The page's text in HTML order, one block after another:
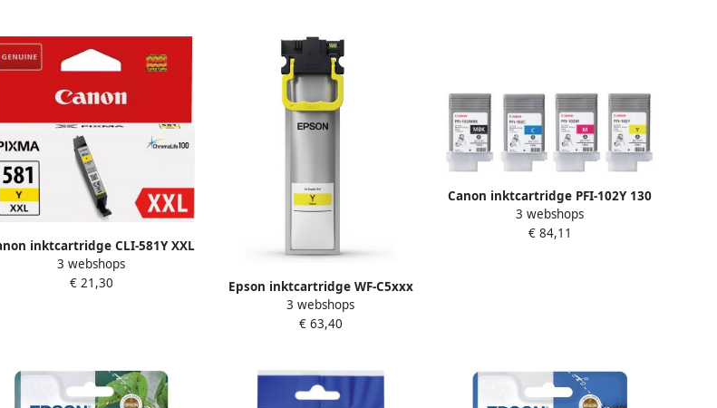
inktcartridge CLI-581Y XXL
322 foto&apos;s OEM 1997C001
geel
3 webshops
€ 21,30
Epson inktcartridge WF-C5xxx
series L 3.000 pagina&apos;s
OEM C13T944440 geel
3 webshops
€ 63,40
Canon inktcartridge PFI-102Y 130
ml OEM 0898B001 geel
3 webshops
€ 84,11